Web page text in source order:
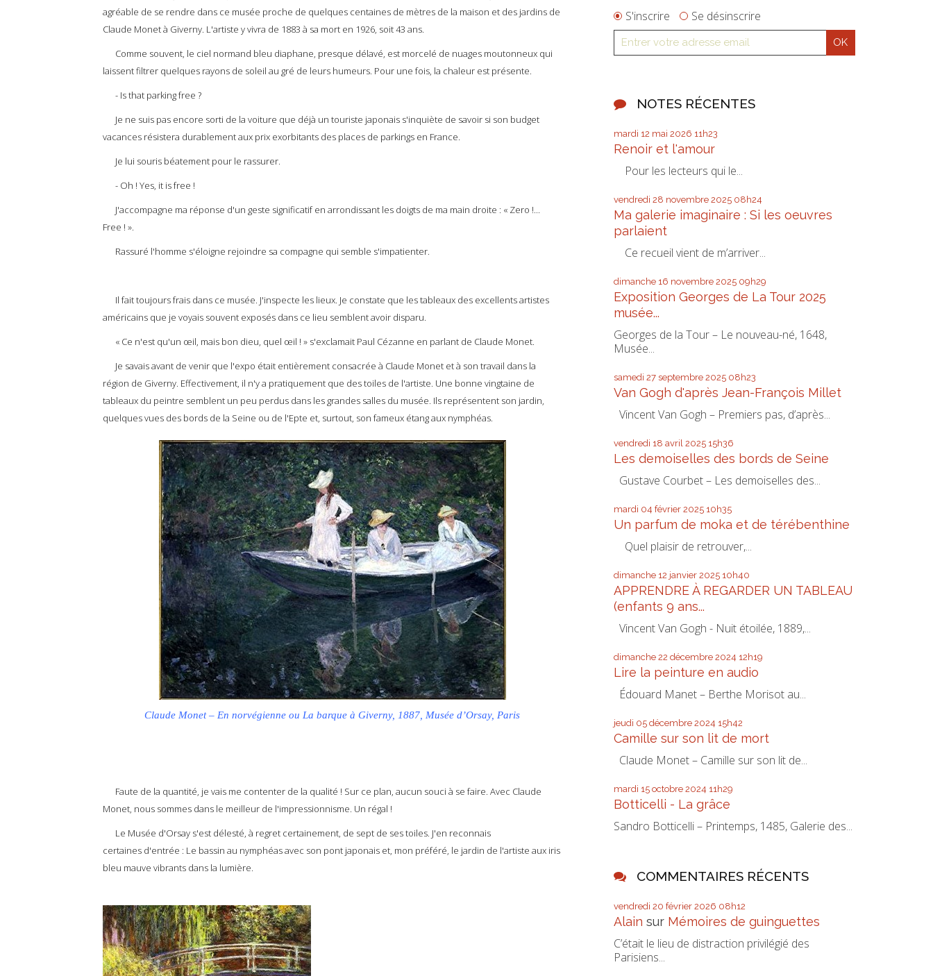
agréable de se rendre dans ce musée proche de quelques centaines de mètres de la maison et des jardins de
Claude Monet à Giverny. L'artiste y vivra de 1883 à sa mort en 1926, soit 43 ans.
Comme souvent, le ciel normand bleu diaphane, presque délavé, est morcelé de nuages moutonneux qui
laissent filtrer quelques rayons de soleil au gré de leurs humeurs. Pour une fois, la chaleur est présente.
- Is that parking free ?
Je ne suis pas encore sorti de la voiture que déjà un touriste japonais s'inquiète de savoir si son budget
vacances résistera durablement aux prix exorbitants des places de parkings en France.
Je lui souris béatement pour le rassurer.
- Oh ! Yes, it is free !
J'accompagne ma réponse d'un geste significatif en arrondissant les doigts de ma main droite : « Zero !...
Free ! ».
Rassuré l'homme s'éloigne rejoindre sa compagne qui semble s'impatienter.
Il fait toujours frais dans ce musée. J'inspecte les lieux. Je constate que les tableaux des excellents artistes
américains que je voyais souvent exposés dans ce lieu semblent avoir disparu.
« Ce n'est qu'un œil, mais bon dieu, quel œil ! » s'exclamait Paul Cézanne en parlant de Claude Monet.
Je savais avant de venir que l'expo était entièrement consacrée à Claude Monet et à son travail dans la
région de Giverny. Effectivement, il n'y a pratiquement que des toiles de l'artiste. Une bonne vingtaine de
tableaux du peintre semblent un peu perdus dans les grandes salles du musée. Ils représentent son jardin,
quelques vues des bords de la Seine ou de l'Epte et, surtout, son fameux étang aux nymphéas.
Claude Monet – En norvégienne ou La barque à Giverny, 1887, Musée d’Orsay, Paris
Faute de la quantité, je vais me contenter de la qualité ! Sur ce plan, aucun souci à se faire. Avec Claude
Monet, nous sommes dans le meilleur de l'impressionnisme. Un régal !
Le Musée d'Orsay s'est délesté, à regret certainement, de sept de ses toiles. J'en reconnais
certaines d'entrée : Le bassin au nymphéas avec son pont japonais et, mon préféré, le jardin de l'artiste aux iris
bleu mauve vibrants dans la lumière.
S'inscrire Se désinscrire
NOTES RÉCENTES
mardi 12 mai 2026 11h23
Renoir et l'amour
Pour les lecteurs qui le...
vendredi 28 novembre 2025 08h24
Ma galerie imaginaire : Si les oeuvres
parlaient
Ce recueil vient de m’arriver...
dimanche 16 novembre 2025 09h29
Exposition Georges de La Tour 2025
musée...
Georges de la Tour – Le nouveau-né, 1648,
Musée...
samedi 27 septembre 2025 08h23
Van Gogh d'après Jean-François Millet
Vincent Van Gogh – Premiers pas, d’après...
vendredi 18 avril 2025 15h36
Les demoiselles des bords de Seine
Gustave Courbet – Les demoiselles des...
mardi 04 février 2025 10h35
Un parfum de moka et de térébenthine
Quel plaisir de retrouver,...
dimanche 12 janvier 2025 10h40
APPRENDRE À REGARDER UN TABLEAU
(enfants 9 ans...
Vincent Van Gogh - Nuit étoilée, 1889,...
dimanche 22 décembre 2024 12h19
Lire la peinture en audio
Édouard Manet – Berthe Morisot au...
jeudi 05 décembre 2024 15h42
Camille sur son lit de mort
Claude Monet – Camille sur son lit de...
mardi 15 octobre 2024 11h29
Botticelli - La grâce
Sandro Botticelli – Printemps, 1485, Galerie des...
COMMENTAIRES RÉCENTS
vendredi 20 février 2026 08h12
Alain sur Mémoires de guinguettes
C’était le lieu de distraction privilégié des
Parisiens...